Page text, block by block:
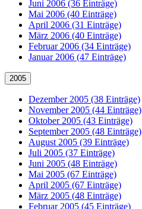
Juni 2006 (36 Einträge)
Mai 2006 (40 Einträge)
April 2006 (31 Einträge)
März 2006 (40 Einträge)
Februar 2006 (34 Einträge)
Januar 2006 (47 Einträge)
2005
Dezember 2005 (38 Einträge)
November 2005 (44 Einträge)
Oktober 2005 (43 Einträge)
September 2005 (48 Einträge)
August 2005 (39 Einträge)
Juli 2005 (37 Einträge)
Juni 2005 (48 Einträge)
Mai 2005 (67 Einträge)
April 2005 (67 Einträge)
März 2005 (48 Einträge)
Februar 2005 (45 Einträge)